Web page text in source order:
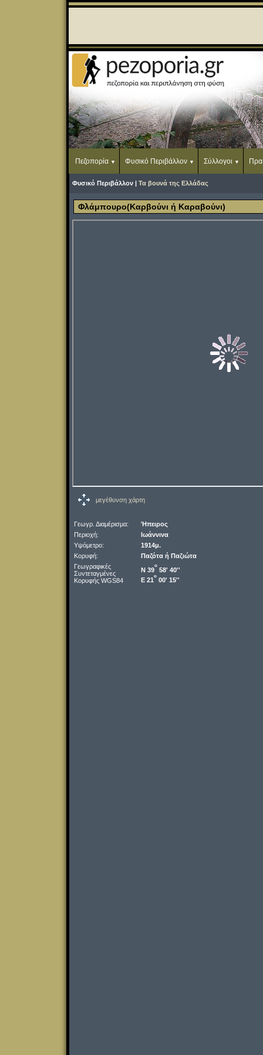
Πεζοπορία Φυσικό Περιβάλλον Σύλλογοι
Φυσικό Περιβάλλον | Τα βουνά της Ελλάδας
Φλάμπουρο(Καρβούνι ή Καραβούνι)
μεγέθυνση χάρτη
Γεωγρ. Διαμέρισμα:
Ήπειρος
Περιοχή:
Ιωάννινα
Υψόμετρο:
1914μ.
Κορυφή:
Παζότα ή Παζιώτα
Γεωγραφικές
Συντεταγμένες
Κορυφής WGS84
Ν 39
o
58' 40''
Ε 21
o
00' 15''